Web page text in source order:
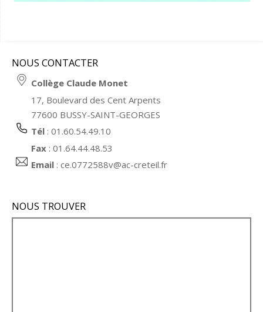
NOUS CONTACTER
Collège Claude Monet
17, Boulevard des Cent Arpents
77600 BUSSY-SAINT-GEORGES
Tél : 01.60.54.49.10
Fax : 01.64.44.48.53
Email :ce.0772588v@ac-creteil.fr
NOUS TROUVER